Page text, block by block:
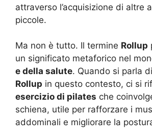
attraverso l’acquisizione di altre
piccole.
Ma non è tutto. Il termine Rollup
un significato metaforico nel
e della salute. Quando si parla di
Rollup in questo contesto, ci si
esercizio di pilates che
schiena, utile per rafforzare i
addominali e migliorare la